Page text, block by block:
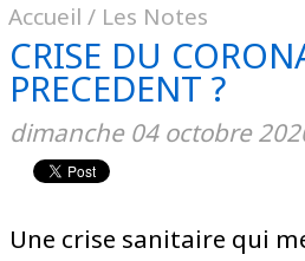
Accueil / Les Notes
CRISE DU
PRECEDENT ?
dimanche 04 octobre
Une crise sanitaire qui